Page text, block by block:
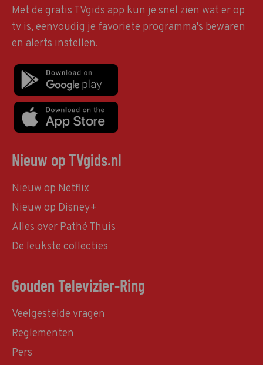
Met de gratis TVgids app kun je snel zien wat er op
tv is, eenvoudig je favoriete programma's bewaren
en alerts instellen.
Nieuw op TVgids.nl
Nieuw op Netflix
Nieuw op Disney+
Alles over Pathé Thuis
De leukste collecties
Gouden Televizier-Ring
Veelgestelde vragen
Reglementen
Pers